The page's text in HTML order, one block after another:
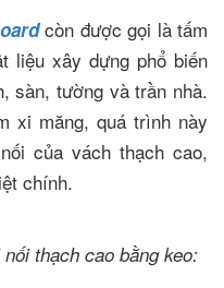
còn được gọi là tấm
liệu xây dựng phổ biến
sàn, tường và trần nhà.
xi măng, quá trình này
của vách thạch cao,
chính.
thạch cao bằng keo: